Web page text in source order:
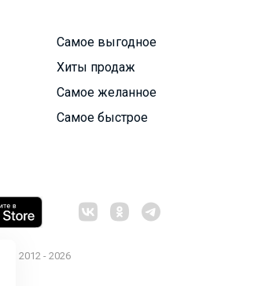
Самое выгодное
Хиты продаж
Самое желанное
Самое быстрое
2012 - 2026